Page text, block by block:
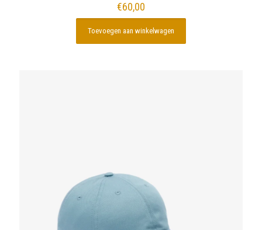
€60,00
Toevoegen aan winkelwagen